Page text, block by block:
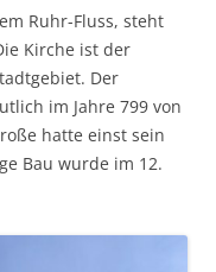
Ruhr-Fluss, steht
Kirche ist der
Der
im Jahre 799 von
hatte einst sein
Bau wurde im 12.